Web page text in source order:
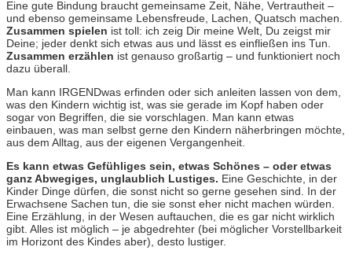
Eine gute Bindung braucht gemeinsame Zeit, Nähe, Vertrautheit –
und ebenso gemeinsame Lebensfreude, Lachen, Quatsch machen.
Zusammen spielen ist toll: ich zeig Dir meine Welt, Du zeigst mir
Deine; jeder denkt sich etwas aus und lässt es einfließen ins Tun.
Zusammen erzählen ist genauso großartig – und funktioniert noch
dazu überall.
Man kann IRGENDwas erfinden oder sich anleiten lassen von dem,
was den Kindern wichtig ist, was sie gerade im Kopf haben oder
sogar von Begriffen, die sie vorschlagen. Man kann etwas
einbauen, was man selbst gerne den Kindern näherbringen möchte,
aus dem Alltag, aus der eigenen Vergangenheit.
Es kann etwas Gefühliges sein, etwas Schönes – oder etwas
ganz Abwegiges, unglaublich Lustiges. Eine Geschichte, in der
Kinder Dinge dürfen, die sonst nicht so gerne gesehen sind. In der
Erwachsene Sachen tun, die sie sonst eher nicht machen würden.
Eine Erzählung, in der Wesen auftauchen, die es gar nicht wirklich
gibt. Alles ist möglich – je abgedrehter (bei möglicher Vorstellbarkeit
im Horizont des Kindes aber), desto lustiger.